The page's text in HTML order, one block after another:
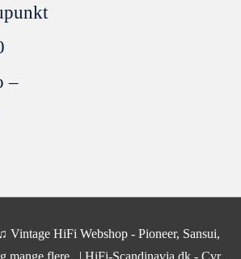
–
♫ Vintage HiFi Webshop - Pioneer, Sansui,